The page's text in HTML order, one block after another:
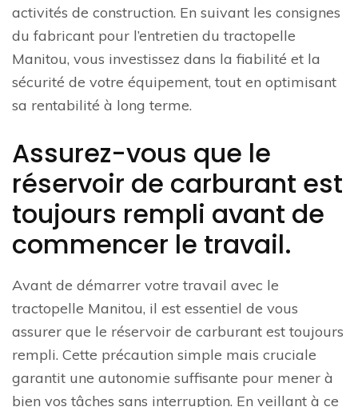
activités de construction. En suivant les consignes
du fabricant pour l’entretien du tractopelle
Manitou, vous investissez dans la fiabilité et la
sécurité de votre équipement, tout en optimisant
sa rentabilité à long terme.
Assurez-vous que le
réservoir de carburant est
toujours rempli avant de
commencer le travail.
Avant de démarrer votre travail avec le
tractopelle Manitou, il est essentiel de vous
assurer que le réservoir de carburant est toujours
rempli. Cette précaution simple mais cruciale
garantit une autonomie suffisante pour mener à
bien vos tâches sans interruption. En veillant à ce